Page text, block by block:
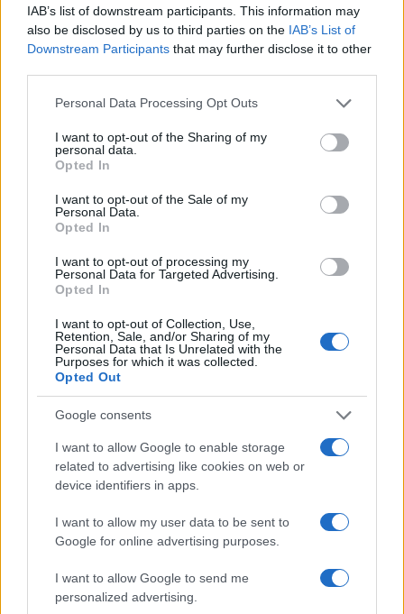
IAB’s list of downstream participants. This information may
also be disclosed by us to third parties on the IAB’s List of
Downstream Participants that may further disclose it to other
Please note that this website/app uses one or more Google
not limited to your visit or usage behaviour. You may click to
grant or deny consent to Google and its third-party tags to
use your data for below specified purposes in below Google
consent section.
Personal Data Processing Opt Outs
I want to opt-out of the Sharing of my
personal data.
Opted In
I want to opt-out of the Sale of my
Personal Data.
Opted In
I want to opt-out of processing my
Personal Data for Targeted Advertising.
Opted In
I want to opt-out of Collection, Use,
Retention, Sale, and/or Sharing of my
Personal Data that Is Unrelated with the
Purposes for which it was collected.
Opted Out
Google consents
I want to allow Google to enable storage
related to advertising like cookies on web or
device identifiers in apps.
I want to allow my user data to be sent to
Google for online advertising purposes.
I want to allow Google to send me
personalized advertising.
🚨‼️ PATCH NOTE – SEASON 4 – NERFS AND BUFFS!
🟢 MPC-25
🟢 REV-46
🟢 DS20 Mirage
🔴 Voyak KT-3
🔴 Monolithic Suppressor
— CODMunity (@CODMunityGG) June 3, 2026
A buffolt oldalon az AK-27 és a DS20 Mirage visszarúgása javult,
vagyis ezek kontrollálhatóbbak lehetnek hosszabb távon. Az EGRT-17
kezelhetőséget kapott, az MXR-17 hatótávban erősödött, míg a Dravec
45 és az MPC-25 sebzésben lépett előre. Az MPC-25 ráadásul handling
téren is dupla erőítést kapott, szóval ebből még simán lehet
kellemetlen close-range opció. Összegezzük:
AK-27:jobb recoil
DS20 Mirage:jobb recoil
MXR-17:jobb range
Dravec 45:jobb damage